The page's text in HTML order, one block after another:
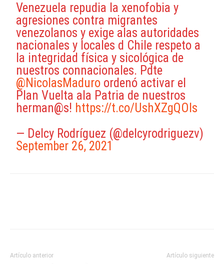
Venezuela repudia la xenofobia y
agresiones contra migrantes
venezolanos y exige alas autoridades
nacionales y locales d Chile respeto a
la integridad física y sicológica de
nuestros connacionales. Pdte
@NicolasMaduro ordenó activar el
Plan Vuelta ala Patria de nuestros
herman@s! https://t.co/UshXZgQOls
— Delcy Rodríguez (@delcyrodriguezv)
September 26, 2021
Artículo anterior Artículo siguiente